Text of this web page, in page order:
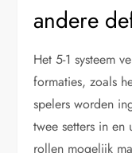
andere
Het 5-1 systeem
formaties, zoals
spelers worden
twee setters in
rollen mogelijk